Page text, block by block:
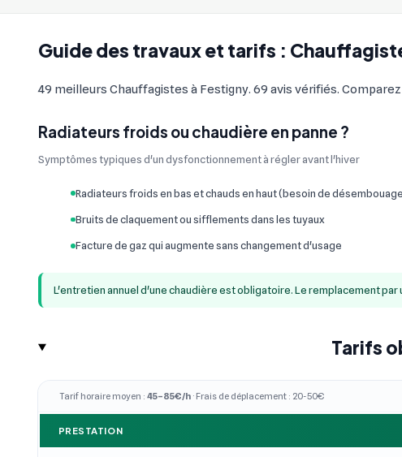
Guide des travaux et tarifs :
49 meilleurs Chauffagistes à Festigny. 69 avis vérifiés.
Radiateurs froids ou chaudière en panne ?
Symptômes typiques d'un dysfonctionnement à régler avant l'hiver
Radiateurs froids en bas et chauds en haut (besoin de
Bruits de claquement ou sifflements dans les tuyaux
Facture de gaz qui augmente sans changement d'usage
L'entretien annuel d'une chaudière est obligatoire. Le remplacement
Tarifs
Tarif horaire moyen :45–85€/h · Frais de déplacement : 20-50€
PRESTATION